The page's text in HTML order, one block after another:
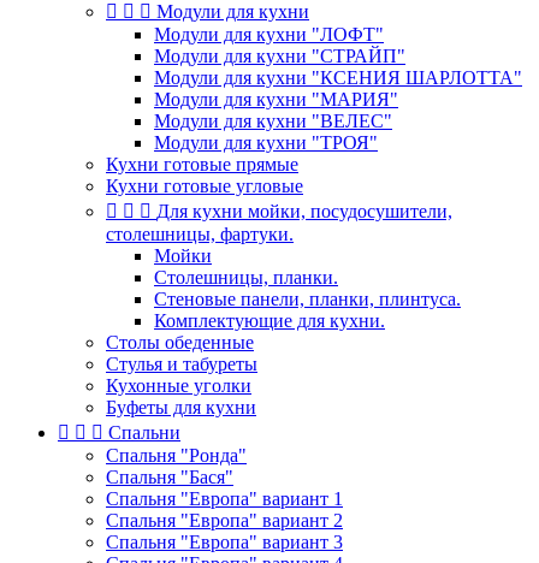
   Модули для кухни
Модули для кухни "ЛОФТ"
Модули для кухни "СТРАЙП"
Модули для кухни "КСЕНИЯ ШАРЛОТТА"
Модули для кухни "МАРИЯ"
Модули для кухни "ВЕЛЕС"
Модули для кухни "ТРОЯ"
Кухни готовые прямые
Кухни готовые угловые
   Для кухни мойки, посудосушители,
столешницы, фартуки.
Мойки
Столешницы, планки.
Стеновые панели, планки, плинтуса.
Комплектующие для кухни.
Столы обеденные
Стулья и табуреты
Кухонные уголки
Буфеты для кухни
   Спальни
Спальня "Ронда"
Спальня "Бася"
Спальня "Европа" вариант 1
Спальня "Европа" вариант 2
Спальня "Европа" вариант 3